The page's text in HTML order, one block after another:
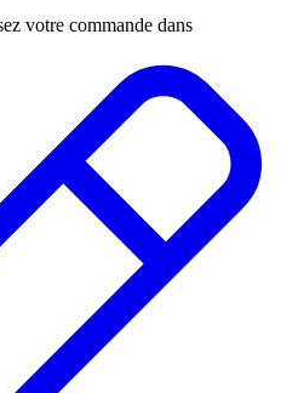
votre commande dans